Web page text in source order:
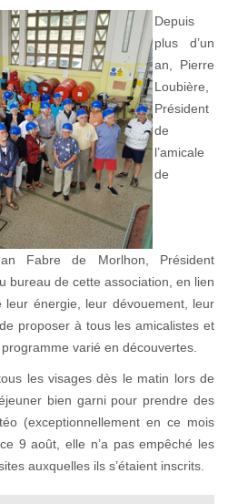
Depuis
plus d’un
an, Pierre
Loubière,
Président
de
l’amicale
de
Fabre de Morlhon, Président
bureau de cette association, en lien
énergie, leur dévouement, leur
proposer à tous les amicalistes et
varié en découvertes.
les visages dès le matin lors de
bien garni pour prendre des
(exceptionnellement en ce mois
9 août, elle n’a pas empêché les
auxquelles ils s’étaient inscrits.